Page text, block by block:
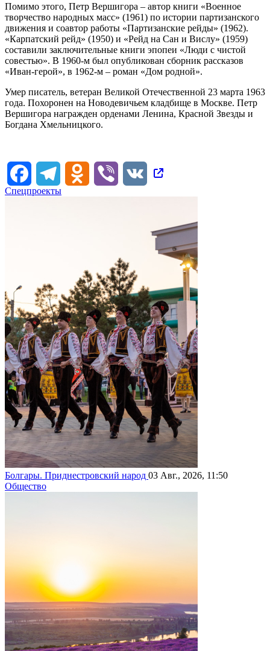
Помимо этого, Петр Вершигора – автор книги «Военное
творчество народных масс» (1961) по истории партизанского
движения и соавтор работы «Партизанские рейды» (1962).
«Карпатский рейд» (1950) и «Рейд на Сан и Вислу» (1959)
составили заключительные книги эпопеи «Люди с чистой
совестью». В 1960-м был опубликован сборник рассказов
«Иван-герой», в 1962-м – роман «Дом родной».
Умер писатель, ветеран Великой Отечественной 23 марта 1963
года. Похоронен на Новодевичьем кладбище в Москве. Петр
Вершигора награжден орденами Ленина, Красной Звезды и
Богдана Хмельницкого.
FacebookTelegram Odnoklassniki
Viber
VK
Спецпроекты
Болгары. Приднестровский народ 03 Авг., 2026, 11:50
Общество